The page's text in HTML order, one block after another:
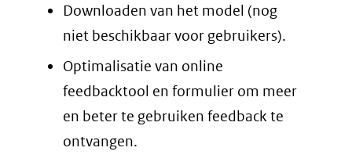
Downloaden van het model (nog
niet beschikbaar voor gebruikers).
Optimalisatie van online
feedbacktool en formulier om meer
en beter te gebruiken feedback te
ontvangen.